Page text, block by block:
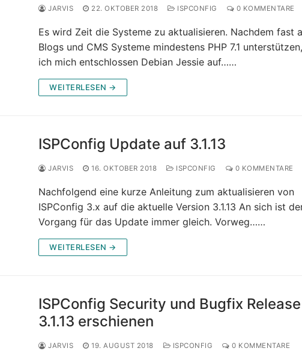
JARVIS 22. OKTOBER 2018 ISPCONFIG 0 KOMMENTARE
Es wird Zeit die Systeme zu aktualisieren. Nachdem fast
Blogs und CMS Systeme mindestens PHP 7.1
ich mich entschlossen Debian Jessie auf……
WEITERLESEN →
ISPConfig Update auf 3.1.13
JARVIS 16. OKTOBER 2018 ISPCONFIG 0 KOMMENTARE
Nachfolgend eine kurze Anleitung zum aktualisieren von
ISPConfig 3.x auf die aktuelle Version 3.1.13 An sich ist
Vorgang für das Update immer gleich. Vorweg……
WEITERLESEN →
ISPConfig Security und Bugfix Release
3.1.13 erschienen
JARVIS 19. AUGUST 2018 ISPCONFIG 0 KOMMENTARE